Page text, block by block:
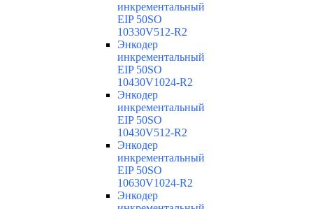
инкрементальный
EIP 50SO
10330V512-R2
Энкодер
инкрементальный
EIP 50SO
10430V1024-R2
Энкодер
инкрементальный
EIP 50SO
10430V512-R2
Энкодер
инкрементальный
EIP 50SO
10630V1024-R2
Энкодер